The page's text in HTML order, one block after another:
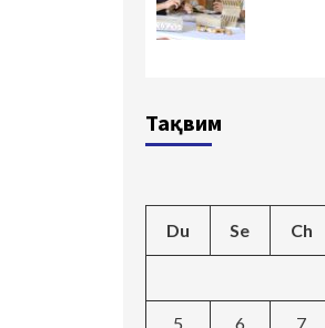
Тақвим
Du Se Ch
5 6 7